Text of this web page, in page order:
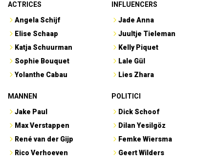
ACTRICES
Angela Schijf
Elise Schaap
Katja Schuurman
Sophie Bouquet
Yolanthe Cabau
INFLUENCERS
Jade Anna
Juultje Tieleman
Kelly Piquet
Lale Gül
Lies Zhara
MANNEN
Jake Paul
Max Verstappen
René van der Gijp
Rico Verhoeven
POLITICI
Dick Schoof
Dilan Yesilgöz
Femke Wiersma
Geert Wilders